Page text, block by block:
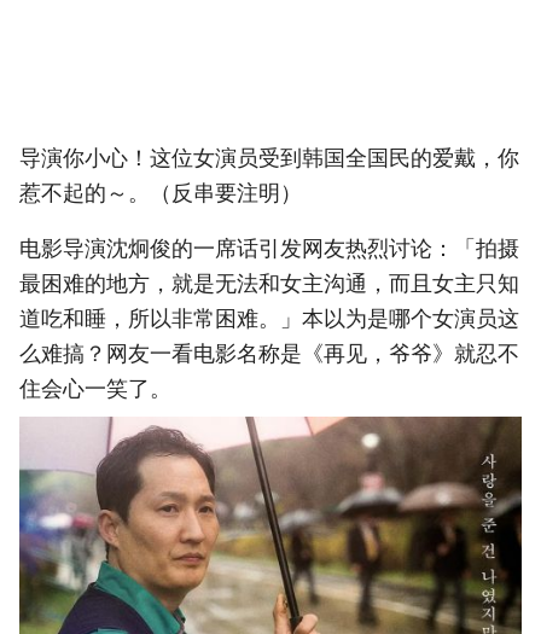
导演你小心！这位女演员受到韩国全国民的爱戴，你
惹不起的～。（反串要注明）
电影导演沈炯俊的一席话引发网友热烈讨论：「拍摄
最困难的地方，就是无法和女主沟通，而且女主只知
道吃和睡，所以非常困难。」本以为是哪个女演员这
么难搞？网友一看电影名称是《再见，爷爷》就忍不
住会心一笑了。